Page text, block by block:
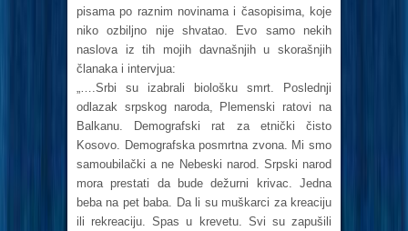
pisama po raznim novinama i časopisima, koje
niko ozbiljno nije shvatao. Evo samo nekih
naslova iz tih mojih davnašnjih u skorašnjih
članaka i intervjua:
„….Srbi su izabrali biološku smrt. Poslednji
odlazak srpskog naroda, Plemenski ratovi na
Balkanu. Demografski rat za etnički čisto
Kosovo. Demografska posmrtna zvona. Mi smo
samoubilački a ne Nebeski narod. Srpski narod
mora prestati da bude dežurni krivac. Jedna
beba na pet baba. Da li su muškarci za kreaciju
ili rekreaciju. Spas u krevetu. Svi su zapušili